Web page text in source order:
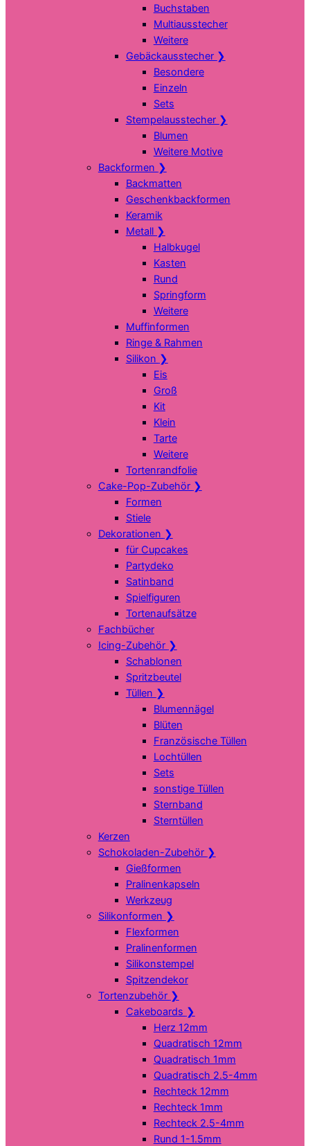
Buchstaben
Multiausstecher
Weitere
Gebäckausstecher ❯
Besondere
Einzeln
Sets
Stempelausstecher ❯
Blumen
Weitere Motive
Backformen ❯
Backmatten
Geschenkbackformen
Keramik
Metall ❯
Halbkugel
Kasten
Rund
Springform
Weitere
Muffinformen
Ringe & Rahmen
Silikon ❯
Eis
Groß
Kit
Klein
Tarte
Weitere
Tortenrandfolie
Cake-Pop-Zubehör ❯
Formen
Stiele
Dekorationen ❯
für Cupcakes
Partydeko
Satinband
Spielfiguren
Tortenaufsätze
Fachbücher
Icing-Zubehör ❯
Schablonen
Spritzbeutel
Tüllen ❯
Blumennägel
Blüten
Französische Tüllen
Lochtüllen
Sets
sonstige Tüllen
Sternband
Sterntüllen
Kerzen
Schokoladen-Zubehör ❯
Gießformen
Pralinenkapseln
Werkzeug
Silikonformen ❯
Flexformen
Pralinenformen
Silikonstempel
Spitzendekor
Tortenzubehör ❯
Cakeboards ❯
Herz 12mm
Quadratisch 12mm
Quadratisch 1mm
Quadratisch 2.5-4mm
Rechteck 12mm
Rechteck 1mm
Rechteck 2.5-4mm
Rund 1-1.5mm